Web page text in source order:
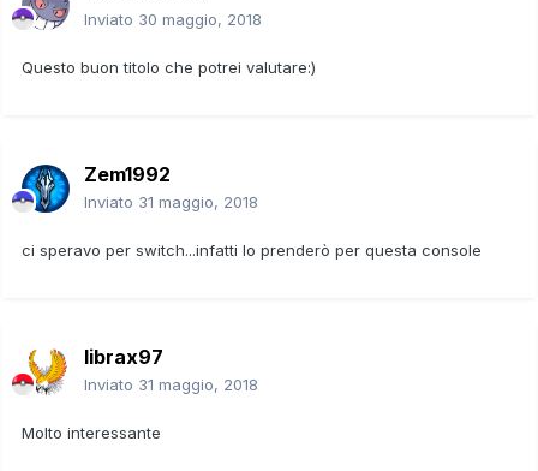
Inviato 30 maggio, 2018
Questo buon titolo che potrei valutare:)
Zem1992
Inviato 31 maggio, 2018
ci speravo per switch...infatti lo prenderò per questa console
librax97
Inviato 31 maggio, 2018
Molto interessante